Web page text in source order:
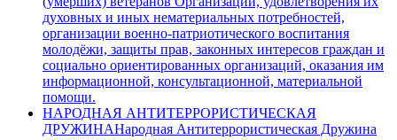
духовных и иных нематериальных потребностей,
организации военно-патриотического воспитания
молодёжи, защиты прав, законных интересов граждан и
социально ориентированных организаций, оказания им
информационной, консультационной, материальной
помощи.
НАРОДНАЯ АНТИТЕРРОРИСТИЧЕСКАЯ
ДРУЖИНАНародная Антитеррористическая Дружина